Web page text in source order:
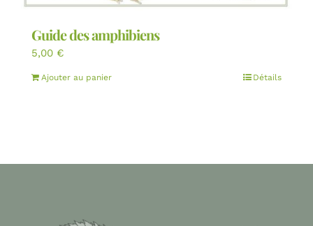
Guide des amphibiens
5,00 €
Ajouter au panier Détails